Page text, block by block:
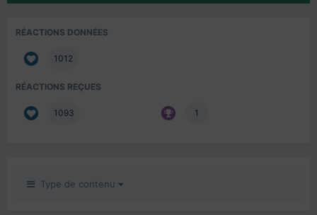
RÉACTIONS DONNÉES
1012
RÉACTIONS REÇUES
1093 1
Type de contenu